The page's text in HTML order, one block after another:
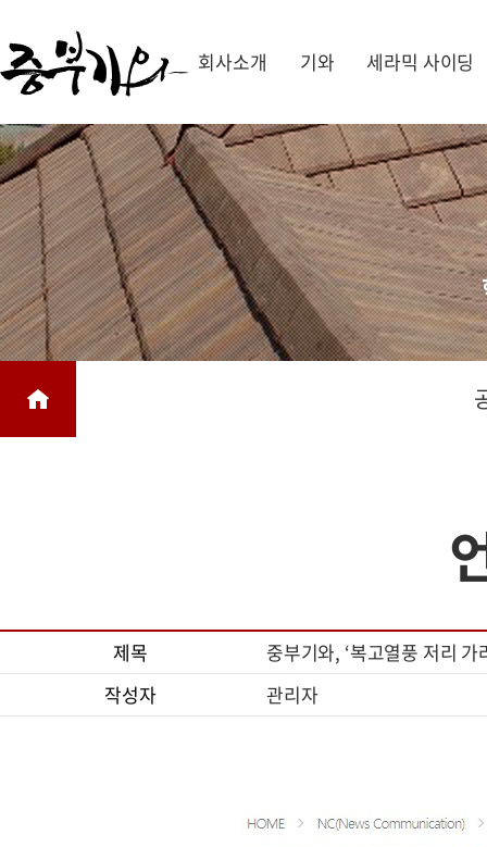
회사소개 기와 세라믹 사이딩
제목
중부기와, ‘복고열풍 저리 가
작성자
관리자